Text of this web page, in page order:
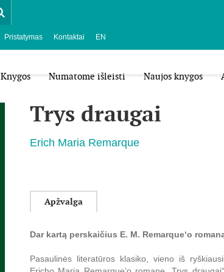
Pristatymas Kontaktai EN
Knygos Numatome išleisti Naujos knygos
Trys draugai
Erich Maria Remarque
Apžvalga
Dar kartą perskaičius E. M. Remarque‘o
Pasaulinės literatūros klasiko, vieno iš